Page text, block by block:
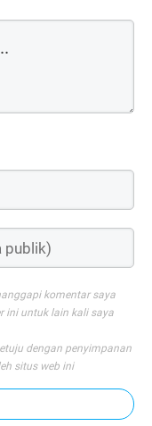
komentar saya
ini untuk lain kali saya
dengan penyimpanan
situs web ini